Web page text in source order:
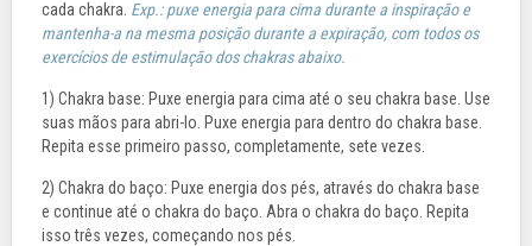
cada chakra. Exp.: puxe energia para cima durante a inspiração e
mantenha-a na mesma posição durante a expiração, com todos os
exercícios de estimulação dos chakras abaixo.
1) Chakra base: Puxe energia para cima até o seu chakra base. Use
suas mãos para abri-lo. Puxe energia para dentro do chakra base.
Repita esse primeiro passo, completamente, sete vezes.
2) Chakra do baço: Puxe energia dos pés, através do chakra base
e continue até o chakra do baço. Abra o chakra do baço. Repita
isso três vezes, começando nos pés.